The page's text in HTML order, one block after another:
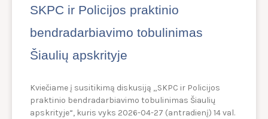
SKPC ir Policijos praktinio
bendradarbiavimo tobulinimas
Šiaulių apskrityje
Kviečiame į susitikimą diskusiją „SKPC ir Policijos
praktinio bendradarbiavimo tobulinimas Šiaulių
apskrityje“, kuris vyks 2026-04-27 (antradienį) 14 val.